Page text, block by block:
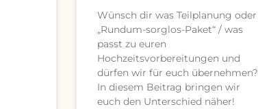
Wünsch dir was Teilplanung oder
„Rundum-sorglos-Paket“ / was
passt zu euren
Hochzeitsvorbereitungen und
dürfen wir für euch übernehmen?
In diesem Beitrag bringen wir
euch den Unterschied näher!